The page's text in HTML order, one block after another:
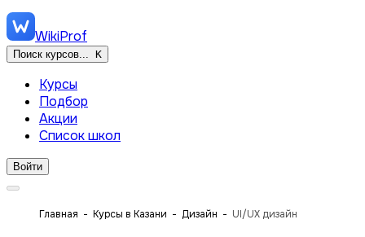
WikiProf
Поиск курсов... K
Курсы
Подбор
Акции
Список школ
Войти
Главная Курсы в Казани Дизайн UI/UX дизайн